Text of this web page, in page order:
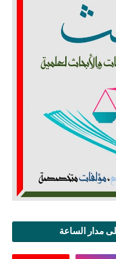
مدار الساعة